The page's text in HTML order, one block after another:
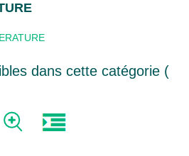
dans cette catégorie (